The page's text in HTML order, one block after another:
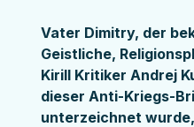
Vater Dimitry, der
Geistliche,
Kirill Kritiker Andrej
dieser Anti-Kriegs-
unterzeichnet